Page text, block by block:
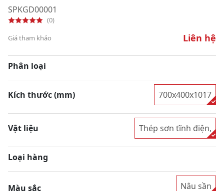
SPKGD00001
(0)
Giá tham khảo
Liên hệ
Phân loại
Kích thước (mm) 700x400x1017
Vật liệu Thép sơn tĩnh điện,
Loại hàng
Màu sắc Nâu sần